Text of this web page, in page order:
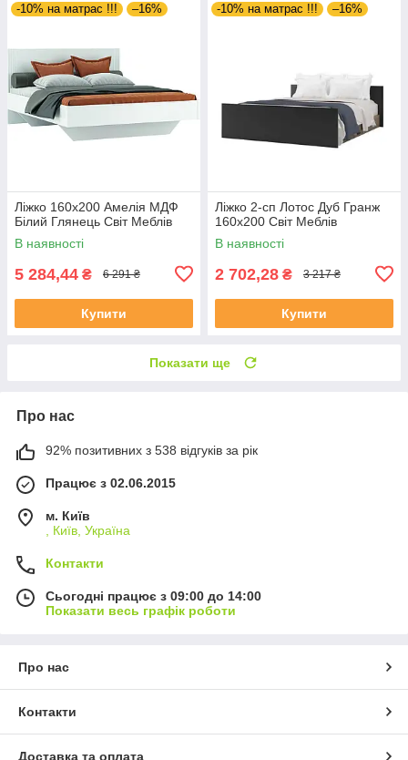
-10% на матрас !!! –16%
Ліжко 160х200 Амелія МДФ
Білий Глянець Світ Меблів
В наявності
5 284,44 ₴ 6 291 ₴
Купити
-10% на матрас !!! –16%
Ліжко 2-сп Лотос Дуб Гранж
160х200 Світ Меблів
В наявності
2 702,28 ₴ 3 217 ₴
Купити
Показати ще
Про нас
92% позитивних з 538 відгуків за рік
Працює з 02.06.2015
м. Київ
, Київ, Україна
Контакти
Сьогодні працює з 09:00 до 14:00
Показати весь графік роботи
Про нас
Контакти
Доставка та оплата